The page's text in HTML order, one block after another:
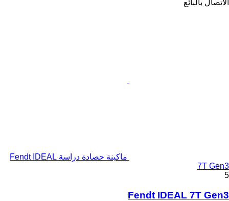
الاتصال بالبائع
ماكينة حصادة دراسة Fendt IDEAL
7T Gen3
5
Fendt IDEAL 7T Gen3